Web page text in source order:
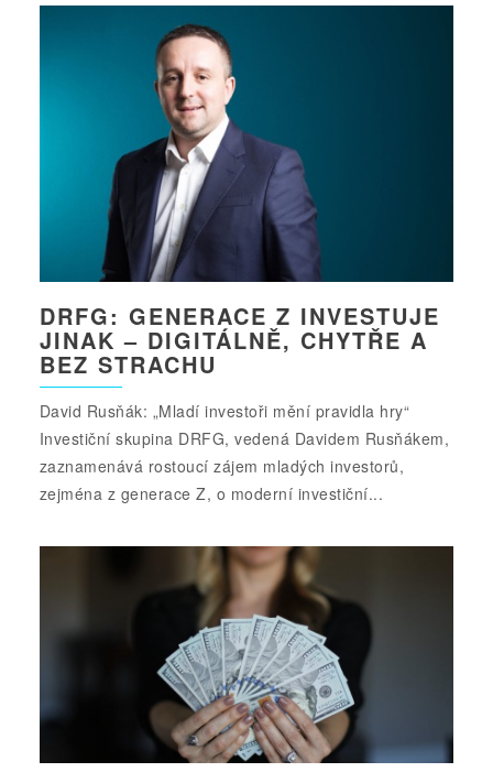
DRFG: GENERACE Z INVESTUJE
JINAK – DIGITÁLNĚ, CHYTŘE A
BEZ STRACHU
David Rusňák: „Mladí investoři mění pravidla hry“
Investiční skupina DRFG, vedená Davidem Rusňákem,
zaznamenává rostoucí zájem mladých investorů,
zejména z generace Z, o moderní investiční...